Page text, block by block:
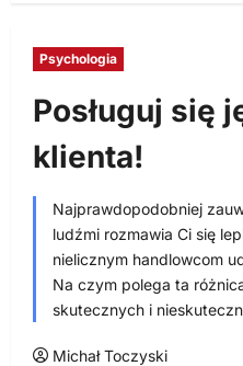
Psychologia
Posługuj się
klienta!
Najprawdopodobniej
ludźmi rozmawia Ci się
nielicznym handlowcom
Na czym polega ta
skutecznych i
Michał Toczyski